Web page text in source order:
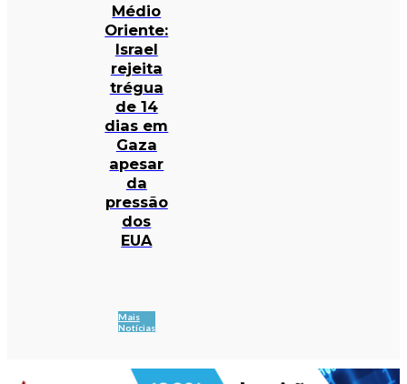
Médio
Oriente:
Israel
rejeita
trégua
de 14
dias em
Gaza
apesar
da
pressão
dos
EUA
Mais
Notícias